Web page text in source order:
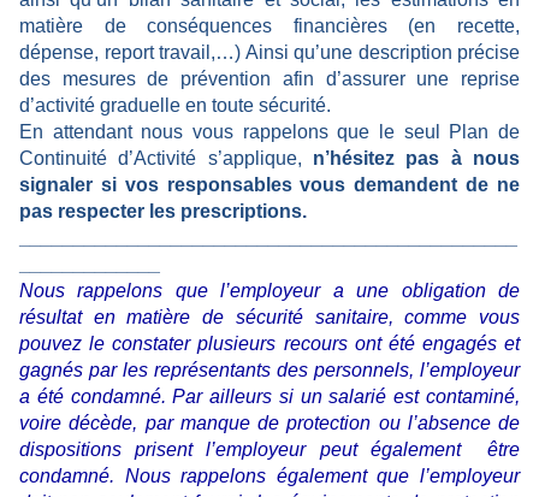
matière de conséquences financières (en recette,
dépense, report travail,…) Ainsi qu’une description précise
des mesures de prévention afin d’assurer une reprise
d’activité graduelle en toute sécurité.
En attendant nous vous rappelons que le seul Plan de
Continuité d’Activité s’applique, n’hésitez pas à nous
signaler si vos responsables vous demandent de ne
pas respecter les prescriptions.
Nous rappelons que l’employeur a une obligation de
résultat en matière de sécurité sanitaire, comme vous
pouvez le constater plusieurs recours ont été engagés et
gagnés par les représentants des personnels, l’employeur
a été condamné. Par ailleurs si un salarié est contaminé,
voire décède, par manque de protection ou l’absence de
dispositions prisent l’employeur peut également être
condamné. Nous rappelons également que l’employeur